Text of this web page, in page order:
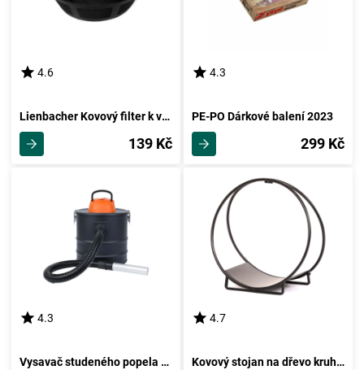
4.6
Lienbacher Kovový filter k vysavači popela, 18 x 17 cm
139 Kč
4.3
PE-PO Dárkové balení 2023
299 Kč
4.3
Vysavač studeného popela Power 18 l, pohon 1000 W, 650139
4.7
Kovový stojan na dřevo kruhový, 50 x 50 x 27 cm